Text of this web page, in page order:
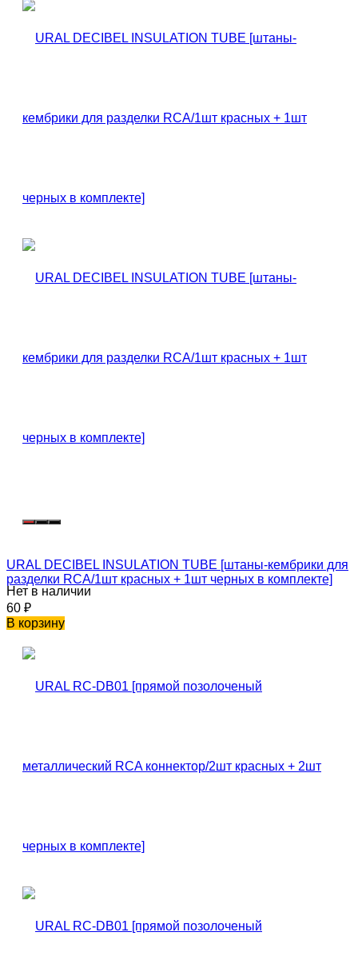
URAL DECIBEL INSULATION TUBE [штаны-кембрики для
разделки RCA/1шт красных + 1шт черных в комплекте]
Нет в наличии
60 ₽
В корзину